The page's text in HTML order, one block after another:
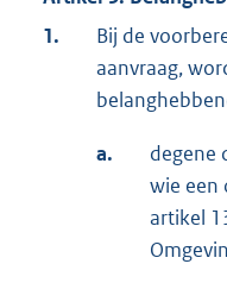
1.
Bij de
aanvraag,
a.
degene
wie een
artikel